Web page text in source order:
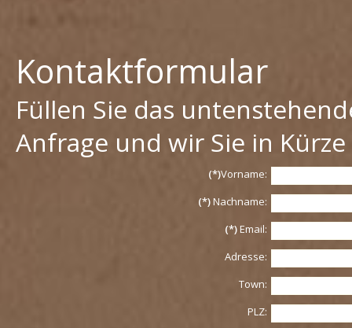
Kontaktformular
Füllen Sie das
Anfrage und wir Sie in
(*)Vorname:
(*)Nachname:
(*)Email:
Adresse:
Town:
PLZ: